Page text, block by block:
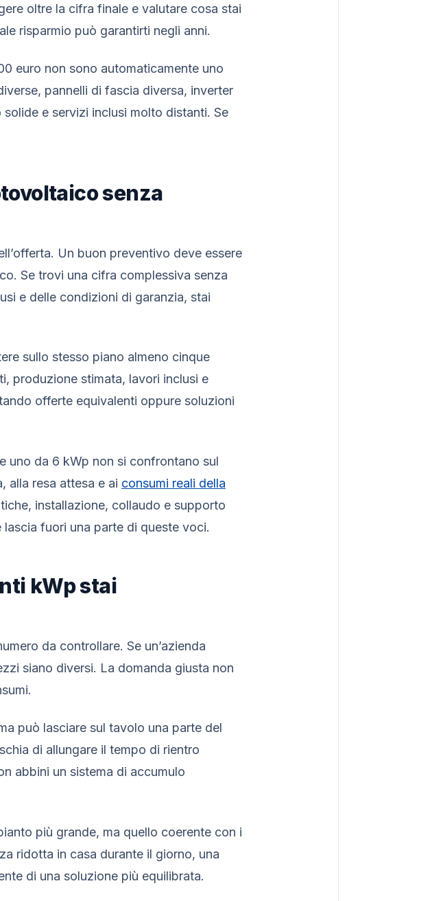
oltre la cifra finale e valutare cosa stai
risparmio può garantirti negli anni.
euro non sono automaticamente uno
pannelli di fascia diversa, inverter
e servizi inclusi molto distanti. Se
senza
Un buon preventivo deve essere
Se trovi una cifra complessiva senza
e delle condizioni di garanzia, stai
sullo stesso piano almeno cinque
produzione stimata, lavori inclusi e
offerte equivalenti oppure soluzioni
uno da 6 kWp non si confrontano sul
alla resa attesa e ai consumi reali della
installazione, collaudo e supporto
fuori una parte di queste voci.
kWp stai
da controllare. Se un’azienda
siano diversi. La domanda giusta non
può lasciare sul tavolo una parte del
di allungare il tempo di rientro
abbini un sistema di accumulo
più grande, ma quello coerente con i
ridotta in casa durante il giorno, una
di una soluzione più equilibrata.